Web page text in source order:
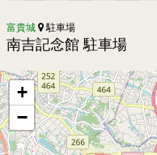
富貴城 駐車場
南吉記念館 駐車場
+
−